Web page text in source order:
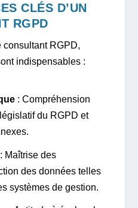
CLÉS D’UN
RGPD
consultant RGPD,
indispensables :
: Compréhension
du RGPD et
Maîtrise des
des données telles
systèmes de gestion.